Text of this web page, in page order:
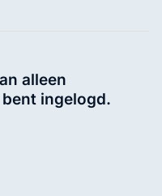
alleen
ingelogd.